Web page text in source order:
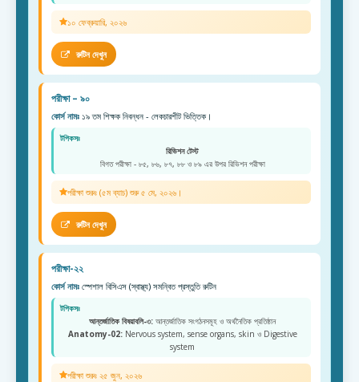
১০ ফেব্রুয়ারি, ২০২৬
রুটিন দেখুন
পরীক্ষা – ৯০
কোর্স নামঃ ১৯ তম শিক্ষক নিবন্ধন - লেকচারশীট ভিত্তিক।
টপিকসঃ
রিভিশন টেস্ট
বিগত পরীক্ষা - ৮৫, ৮৬, ৮৭, ৮৮ ও ৮৯ এর উপর রিভিশন পরীক্ষা
পরীক্ষা শুরুঃ (৫ম ব্যাচ) শুরু ৫ মে, ২০২৬।
রুটিন দেখুন
পরীক্ষা-২২
কোর্স নামঃ স্পেশাল বিসিএস (স্বাস্থ্য) সমন্বিত প্রস্তুতি রুটিন
টপিকসঃ
আন্তর্জাতিক বিষয়াবলি-৩: আন্তর্জাতিক সংগঠনসমূহ ও অর্থনৈতিক প্রতিষ্ঠান
Anatomy-02:Nervous system, sense organs, skin ও Digestive
system
পরীক্ষা শুরুঃ ২৫ জুন, ২০২৬